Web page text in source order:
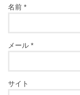
名前*
メール*
サイト